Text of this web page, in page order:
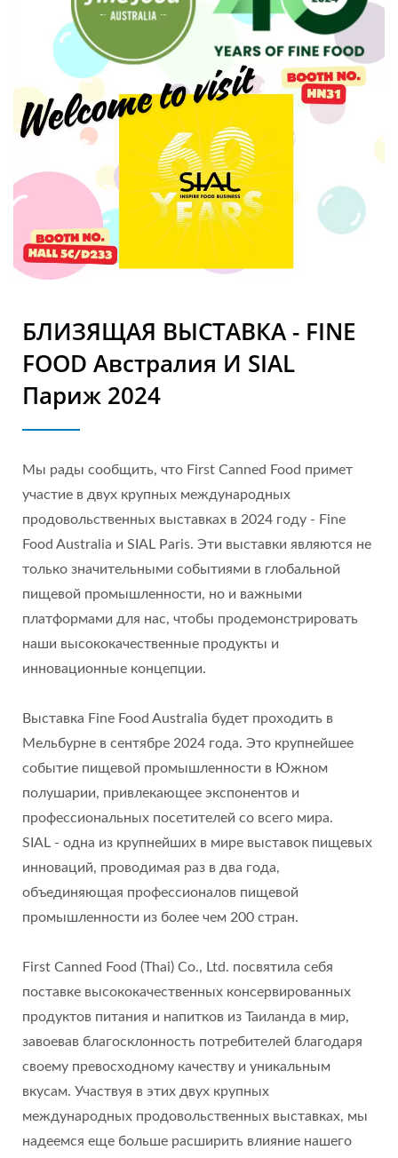
БЛИЗЯЩАЯ ВЫСТАВКА - FINE
FOOD Австралия И SIAL
Париж 2024
Мы рады сообщить, что First Canned Food примет
участие в двух крупных международных
продовольственных выставках в 2024 году - Fine
Food Australia и SIAL Paris. Эти выставки являются не
только значительными событиями в глобальной
пищевой промышленности, но и важными
платформами для нас, чтобы продемонстрировать
наши высококачественные продукты и
инновационные концепции.
Выставка Fine Food Australia будет проходить в
Мельбурне в сентябре 2024 года. Это крупнейшее
событие пищевой промышленности в Южном
полушарии, привлекающее экспонентов и
профессиональных посетителей со всего мира.
SIAL - одна из крупнейших в мире выставок пищевых
инноваций, проводимая раз в два года,
объединяющая профессионалов пищевой
промышленности из более чем 200 стран.
First Canned Food (Thai) Co., Ltd. посвятила себя
поставке высококачественных консервированных
продуктов питания и напитков из Таиланда в мир,
завоевав благосклонность потребителей благодаря
своему превосходному качеству и уникальным
вкусам. Участвуя в этих двух крупных
международных продовольственных выставках, мы
надеемся еще больше расширить влияние нашего